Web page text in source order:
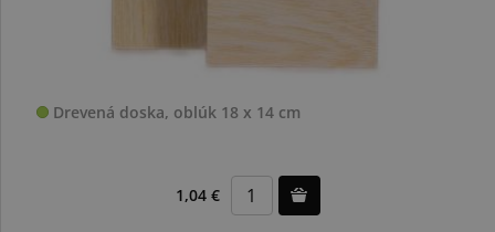
Drevená doska, oblúk 18 x 14 cm
1,04 €